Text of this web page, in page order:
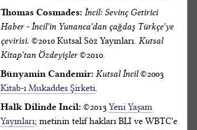
Thomas Cosmades: İncil: Sevinç Getirici
Haber - İncil'in Yunanca'dan çağdaş Türkçe'ye
çevirisi. ©2010 Kutsal Söz Yayınları. Kutsal
Kitap'tan Özdeyişler©2010.
Bünyamin Candemir: Kutsal İncil©2003
Kitab-ı Mukaddes Şirketi.
Halk Dilinde İncil: ©2013 Yeni Yaşam
Yayınları; metinin telif hakları BLI ve WBTC'e